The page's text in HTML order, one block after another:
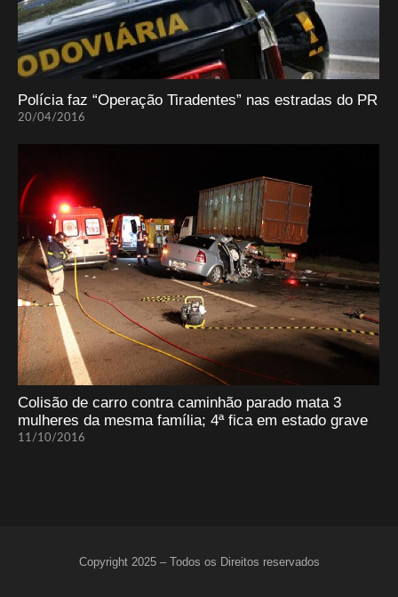
Polícia faz “Operação Tiradentes” nas estradas do PR
20/04/2016
Colisão de carro contra caminhão parado mata 3
mulheres da mesma família; 4ª fica em estado grave
11/10/2016
Copyright 2025 – Todos os Direitos reservados